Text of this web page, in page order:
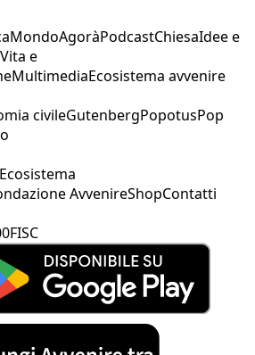
MondoAgoràPodcastChiesaIdee e
Vita e
MultimediaEcosistema avvenire
civileGutenbergPopotusPop
Ecosistema
AvvenireShopContatti
FISC